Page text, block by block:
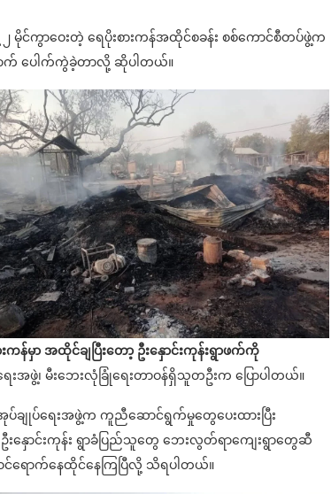
၂ မိုင်ကွာဝေးတဲ့ ရေပိုးစားကန်အထိုင်စခန်း စစ်ကောင်စီတပ်ဖွဲ့က
ာက် ပေါက်ကွဲခဲ့တာလို့ ဆိုပါတယ်။
ာ အထိုင်ချပြီးတော့ ဦးနှောင်းကုန်းရွာဖက်ကို
းအဖွဲ့၊ မီးဘေးလုံခြုံရေးတာဝန်ရှိသူတဦးက ပြောပါတယ်။
ချုပ်ရေးအဖွဲ့က ကူညီဆောင်ရွက်မှုတွေပေးထားပြီး
းနှောင်းကုန်း ရွာခံပြည်သူတွေ ဘေးလွတ်ရာကျေးရွာတွေဆီ
ရောက်နေထိုင်နေကြပြီလို့ သိရပါတယ်။